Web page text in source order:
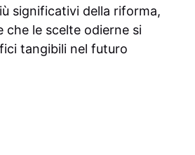
significativi della riforma,
che le scelte odierne si
tangibili nel futuro